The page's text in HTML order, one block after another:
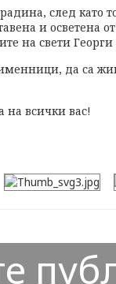
след като
и осветена
на свети
да са
на всички вас!